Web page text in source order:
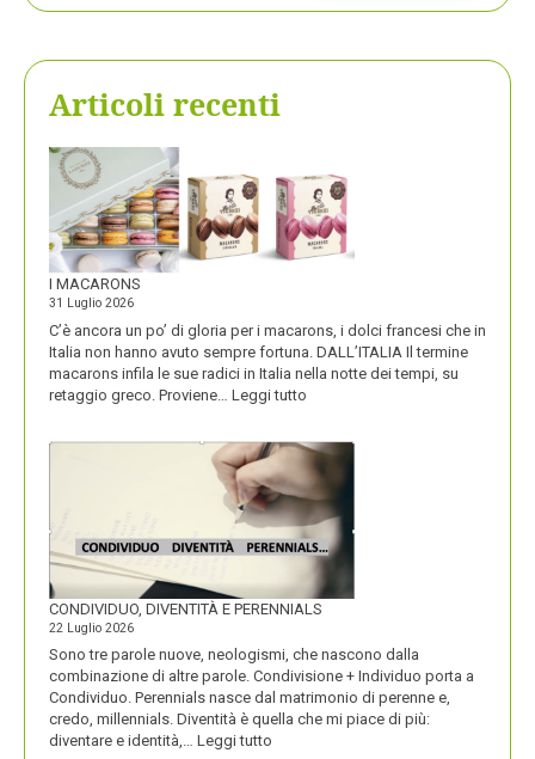
Articoli recenti
I MACARONS
31 Luglio 2026
C’è ancora un po’ di gloria per i macarons, i dolci francesi che in
Italia non hanno avuto sempre fortuna. DALL’ITALIA Il termine
macarons infila le sue radici in Italia nella notte dei tempi, su
retaggio greco. Proviene… Leggi tutto
CONDIVIDUO, DIVENTITÀ E PERENNIALS
22 Luglio 2026
Sono tre parole nuove, neologismi, che nascono dalla
combinazione di altre parole. Condivisione + Individuo porta a
Condividuo. Perennials nasce dal matrimonio di perenne e,
credo, millennials. Diventità è quella che mi piace di più:
diventare e identità,… Leggi tutto